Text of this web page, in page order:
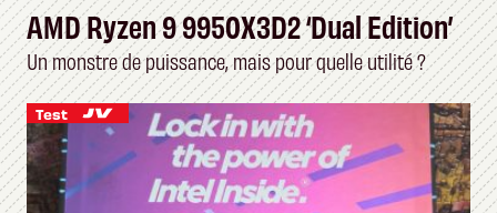
AMD Ryzen 9 9950X3D2 ‘Dual Edition’
Un monstre de puissance, mais pour quelle utilité ?
Test